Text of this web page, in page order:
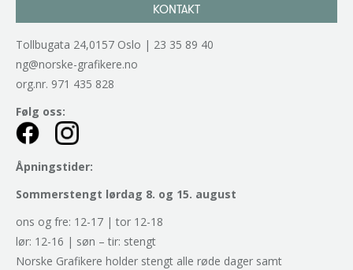
KONTAKT
Tollbugata 24,0157 Oslo | 23 35 89 40
ng@norske-grafikere.no
org.nr. 971 435 828
Følg oss:
Åpningstider:
Sommerstengt lørdag 8. og 15. august
ons og fre: 12-17 | tor 12-18
lør: 12-16 | søn – tir: stengt
Norske Grafikere holder stengt alle røde dager samt